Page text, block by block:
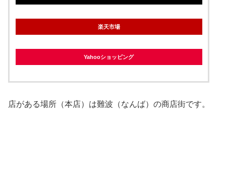
楽天市場
Yahooショッピング
店がある場所（本店）は難波（なんば）の商店街です。